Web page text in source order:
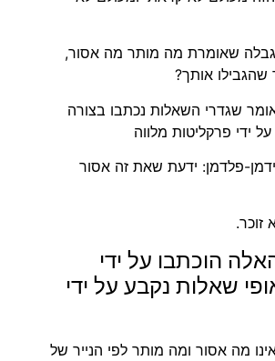
שאומרת מה מותר מה אסור,
שהגבילו אותך?
שגדרי השאלות נכתבו בצורה
ידי פרקליטות מלווה
פלדמן: ידעת שאת זה אסור
זוכר.
הוכתבו על ידי
שאלות נקבע על ידי
מה אסור ומה מותר לפי הנייר של